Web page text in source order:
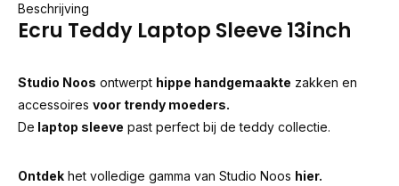
Beschrijving
Ecru Teddy Laptop Sleeve 13inch
Studio Noos ontwerpt hippe handgemaakte zakken en
accessoires voor trendy moeders.
De laptop sleeve past perfect bij de teddy collectie.
Ontdek het volledige gamma van Studio Noos hier.